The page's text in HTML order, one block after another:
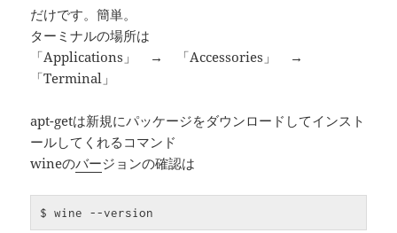
だけです。簡単。
ターミナルの場所は
「Applications」 → 「Accessories」 →
「Terminal」
apt-getは新規にパッケージをダウンロードしてインスト
ールしてくれるコマンド
wineのバージョンの確認は
$ wine --version